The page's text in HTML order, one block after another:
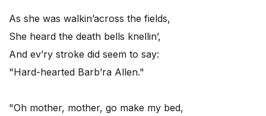
As she was walkin’across the fields,
She heard the death bells knellin’,
And ev’ry stroke did seem to say:
"Hard-hearted Barb’ra Allen."
"Oh mother, mother, go make my bed,